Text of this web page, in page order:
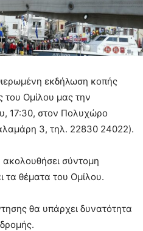
εκδήλωση κοπής
του Ομίλου μας την
17:30, στον Πολυχώρο
3, τηλ. 22830 24022).
σύντομη
τα θέματα του Ομίλου.
θα υπάρχει δυνατότητα